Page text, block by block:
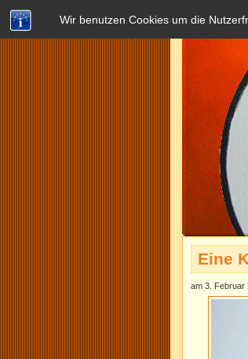
Wir benutzen Cookies um die
Eine
am 3. Februar